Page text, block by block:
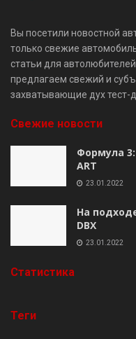
Вы посетили новостной
только свежие
статьи для
предлагаем свежий и
захватывающие дух тест-
Свежие новости
Формула
ART
23.01.2022
На
DBX
23.01.2022
Cтатистика
Теги